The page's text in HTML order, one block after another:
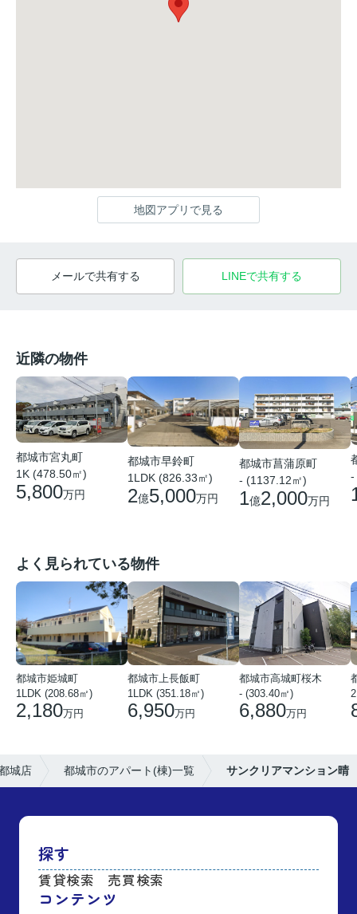
地図アプリで見る
メールで共有する LINEで共有する
近隣の物件
都城市宮丸町
1K (478.50㎡)
5,800万円
都城市早鈴町
1LDK (826.33㎡)
2億5,000万円
都城市菖蒲原町
- (1137.12㎡)
1億2,000万円
-
よく見られている物件
都城市姫城町
1LDK (208.68㎡)
2,180万円
都城市上長飯町
1LDK (351.18㎡)
6,950万円
都城市高城町桜木
- (303.40㎡)
6,880万円
城店 都城市のアパート(棟)一覧 サンクリアマンション晴
探す
賃貸検索 売買検索
コンテンツ